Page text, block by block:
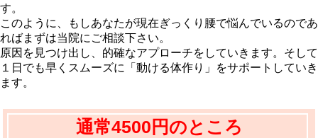
す。
このように、もしあなたが現在ぎっくり腰で悩んでいるのであ
ればまずは当院にご相談下さい。
原因を見つけ出し、的確なアプローチをしていきます。そして
１日でも早くスムーズに「動ける体作り」をサポートしていき
ます。
通常4500円のところ